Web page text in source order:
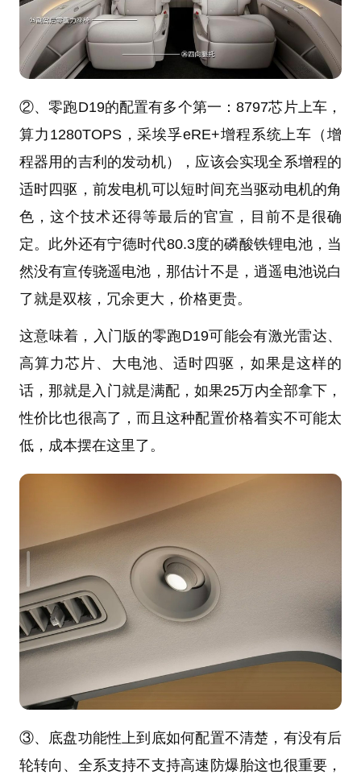
②、零跑D19的配置有多个第一：8797芯片上车，
算力1280TOPS，采埃孚eRE+增程系统上车（增
程器用的吉利的发动机），应该会实现全系增程的
适时四驱，前发电机可以短时间充当驱动电机的角
色，这个技术还得等最后的官宣，目前不是很确
定。此外还有宁德时代80.3度的磷酸铁锂电池，当
然没有宣传骁遥电池，那估计不是，逍遥电池说白
了就是双核，冗余更大，价格更贵。
这意味着，入门版的零跑D19可能会有激光雷达、
高算力芯片、大电池、适时四驱，如果是这样的
话，那就是入门就是满配，如果25万内全部拿下，
性价比也很高了，而且这种配置价格着实不可能太
低，成本摆在这里了。
③、底盘功能性上到底如何配置不清楚，有没有后
轮转向、全系支持不支持高速防爆胎这也很重要，